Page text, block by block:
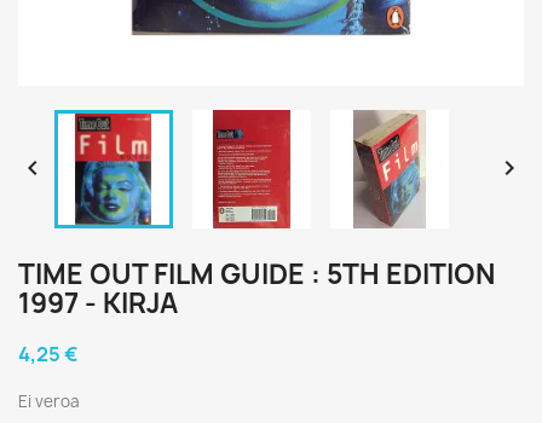
 
TIME OUT FILM GUIDE : 5TH EDITION
1997 - KIRJA
4,25 €
Ei veroa